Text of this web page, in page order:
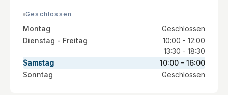
Geschlossen
Montag
Geschlossen
Dienstag - Freitag
10:00 - 12:00
13:30 - 18:30
Samstag
10:00 - 16:00
Sonntag
Geschlossen